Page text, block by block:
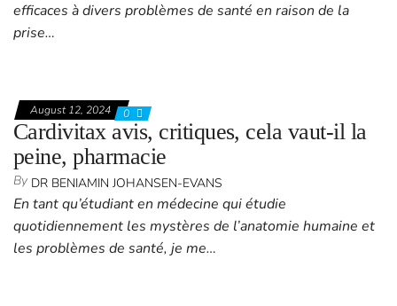
efficaces à divers problèmes de santé en raison de la
prise…
August 12, 2024 0
Cardivitax avis, critiques, cela vaut-il la
peine, pharmacie
By DR BENIAMIN JOHANSEN-EVANS
En tant qu’étudiant en médecine qui étudie
quotidiennement les mystères de l’anatomie humaine et
les problèmes de santé, je me…